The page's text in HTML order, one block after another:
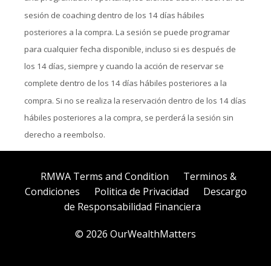
sesión de coaching dentro de los 14 días hábiles
posteriores a la compra. La sesión se puede programar
para cualquier fecha disponible, incluso si es después de
los 14 días, siempre y cuando la acción de reservar se
complete dentro de los 14 días hábiles posteriores a la
compra. Si no se realiza la reservación dentro de los 14 días
hábiles posteriores a la compra, se perderá la sesión sin
derecho a reembolso.
RMWA Terms and Condition
Terminos &
Condiciones
Politica de Privacidad
Descargo
de Responsabilidad Financiera
© 2026 OurWealthMatters